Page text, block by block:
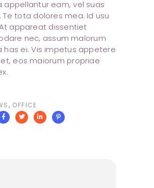
appellantur eam, vel suas
Te tota dolores mea. Id usu
appareat dissentiet
nec, assum malorum
has ei. Vis impetus appetere
eos maiorum propriae
, OFFICE